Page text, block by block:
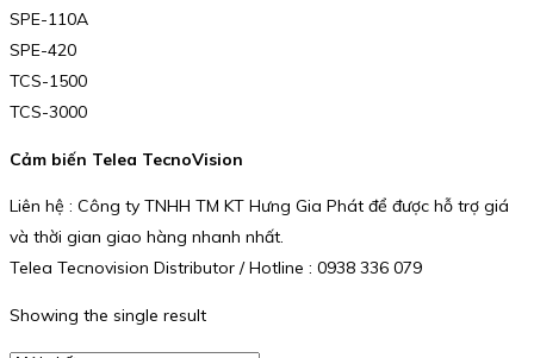
SPE-110A
SPE-420
TCS-1500
TCS-3000
Cảm biến Telea TecnoVision
Liên hệ : Công ty TNHH TM KT Hưng Gia Phát để được hỗ trợ giá
và thời gian giao hàng nhanh nhất.
Telea Tecnovision Distributor / Hotline : 0938 336 079
Showing the single result